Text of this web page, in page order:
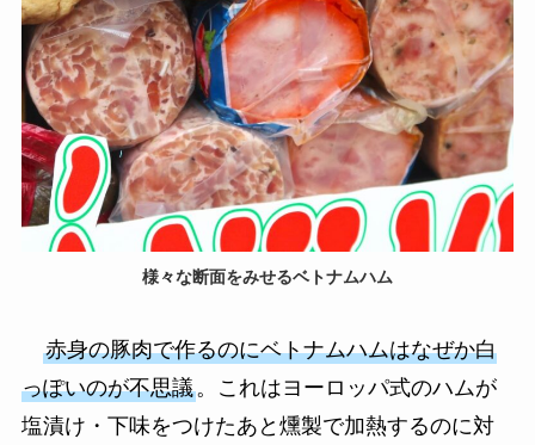
様々な断面をみせるベトナムハム
赤身の豚肉で作るのにベトナムハムはなぜか白
っぽいのが不思議。これはヨーロッパ式のハムが
塩漬け・下味をつけたあと燻製で加熱するのに対